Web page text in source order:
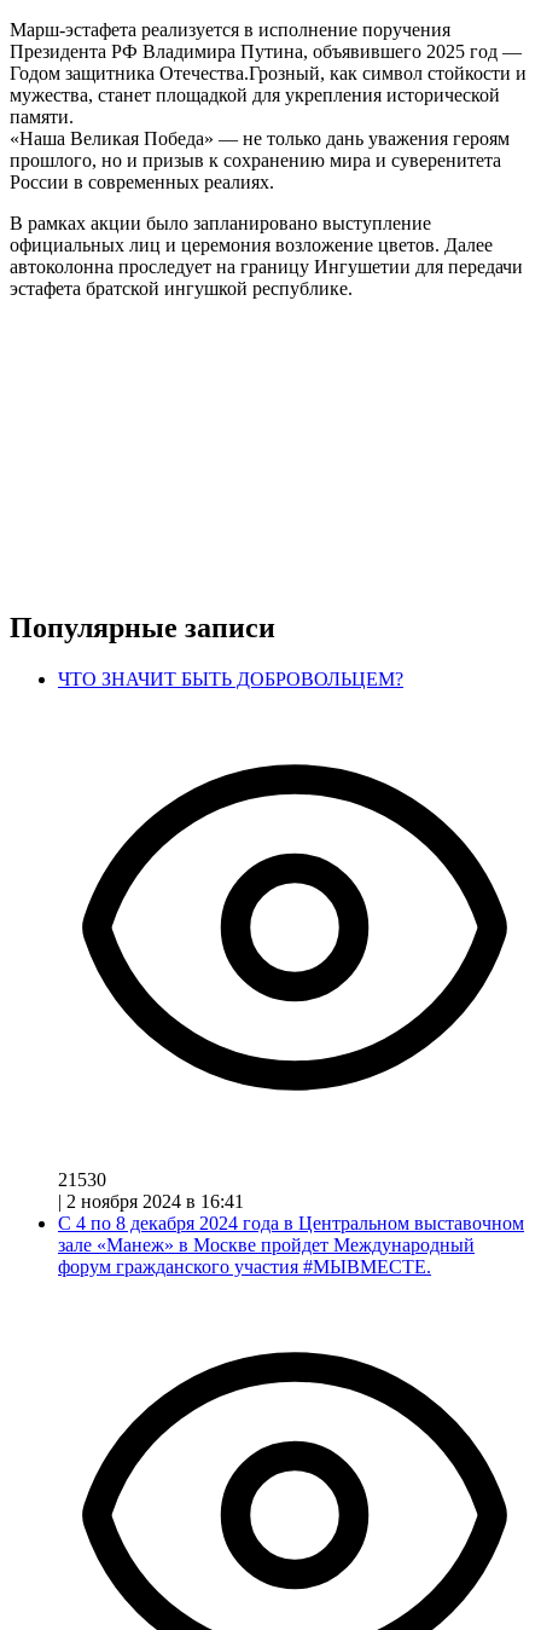
Марш-эстафета реализуется в исполнение поручения
Президента РФ Владимира Путина, объявившего 2025 год —
Годом защитника Отечества.Грозный, как символ стойкости и
мужества, станет площадкой для укрепления исторической
памяти.
«Наша Великая Победа» — не только дань уважения героям
прошлого, но и призыв к сохранению мира и суверенитета
России в современных реалиях.
В рамках акции было запланировано выступление
официальных лиц и церемония возложение цветов. Далее
автоколонна проследует на границу Ингушетии для передачи
эстафета братской ингушкой республике.
Популярные записи
ЧТО ЗНАЧИТ БЫТЬ ДОБРОВОЛЬЦЕМ?
21530
| 2 ноября 2024 в 16:41
С 4 по 8 декабря 2024 года в Центральном выставочном
зале «Манеж» в Москве пройдет Международный
форум гражданского участия #МЫВМЕСТЕ.